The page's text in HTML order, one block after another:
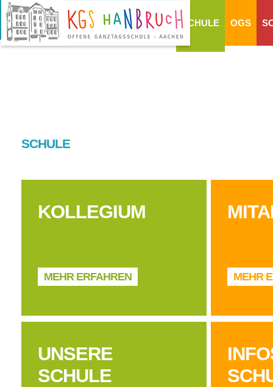
SCHULE OGS
SCHULE
KOLLEGIUM
MEHR ERFAHREN MEHR
UNSERE
SCHULE